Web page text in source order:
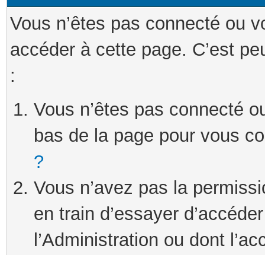
Vous n’êtes pas connecté ou
accéder à cette page. C’est
:
Vous n’êtes pas connecté
bas de la page pour vous
?
Vous n’avez pas la
en train d’essayer
l’Administration ou dont